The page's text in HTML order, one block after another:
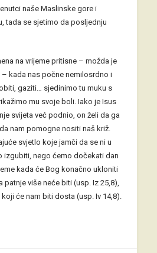
naše Maslinske gore i
tada se sjetimo da posljednju
na vrijeme pritisne – možda je
kada nas počne nemilosrdno i
gaziti… sjedinimo tu muku s
mu svoje boli. Iako je Isus
svijeta već podnio, on želi da ga
nam pomogne nositi naš križ.
svjetlo koje jamči da se ni u
izgubiti, nego ćemo dočekati dan
kada će Bog konačno ukloniti
patnje više neće biti (usp. Iz 25,8),
će nam biti dosta (usp. Iv 14,8).